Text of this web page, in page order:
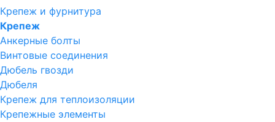
Крепеж и фурнитура
Крепеж
Анкерные болты
Винтовые соединения
Дюбель гвозди
Дюбеля
Крепеж для теплоизоляции
Крепежные элементы